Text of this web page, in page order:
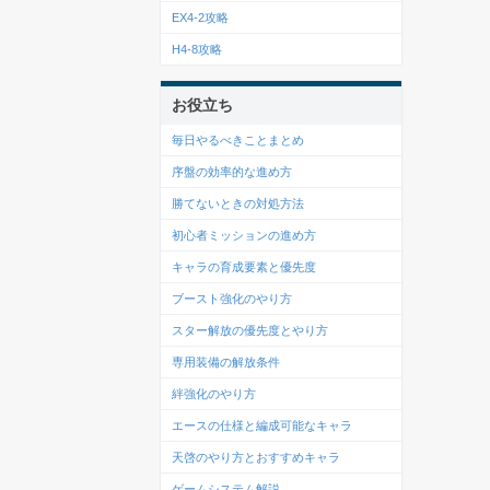
EX4-2攻略
H4-8攻略
お役立ち
毎日やるべきことまとめ
序盤の効率的な進め方
勝てないときの対処方法
初心者ミッションの進め方
キャラの育成要素と優先度
ブースト強化のやり方
スター解放の優先度とやり方
専用装備の解放条件
絆強化のやり方
エースの仕様と編成可能なキャラ
天啓のやり方とおすすめキャラ